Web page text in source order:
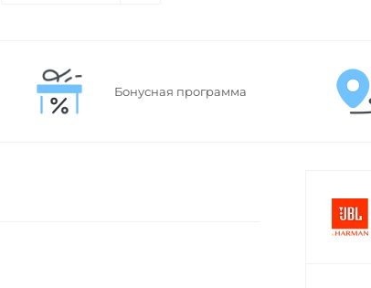
Бонусная программа